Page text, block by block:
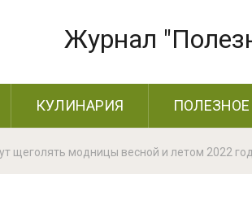
Журнал
КУЛИНАРИЯ ПОЛЕЗНОЕ
щеголять модницы весной и летом 2022